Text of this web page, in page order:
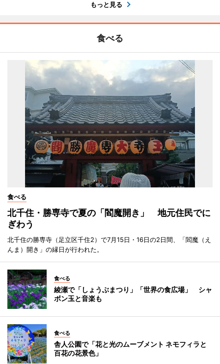
もっと見る
食べる
食べる
北千住・勝専寺で夏の「閻魔開き」 地元住民でに
ぎわう
北千住の勝専寺（足立区千住2）で7月15日・16日の2日間、「閻魔（え
んま）開き」の縁日が行われた。
食べる
綾瀬で「しょうぶまつり」「世界の食広場」 シャ
ボン玉と音楽も
食べる
舎人公園で「花と光のムーブメント ネモフィラと
百花の花景色」